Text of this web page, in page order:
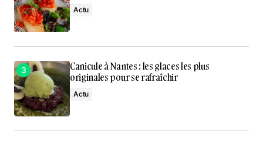
Actu
Canicule à Nantes : les glaces les plus
originales pour se rafraîchir
Actu